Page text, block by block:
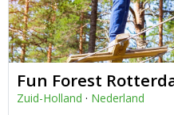
Fun Forest
Zuid-Holland · Nederland